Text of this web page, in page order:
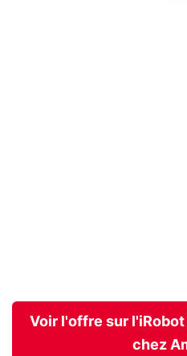
Voir l'offre sur l'iRobot
chez